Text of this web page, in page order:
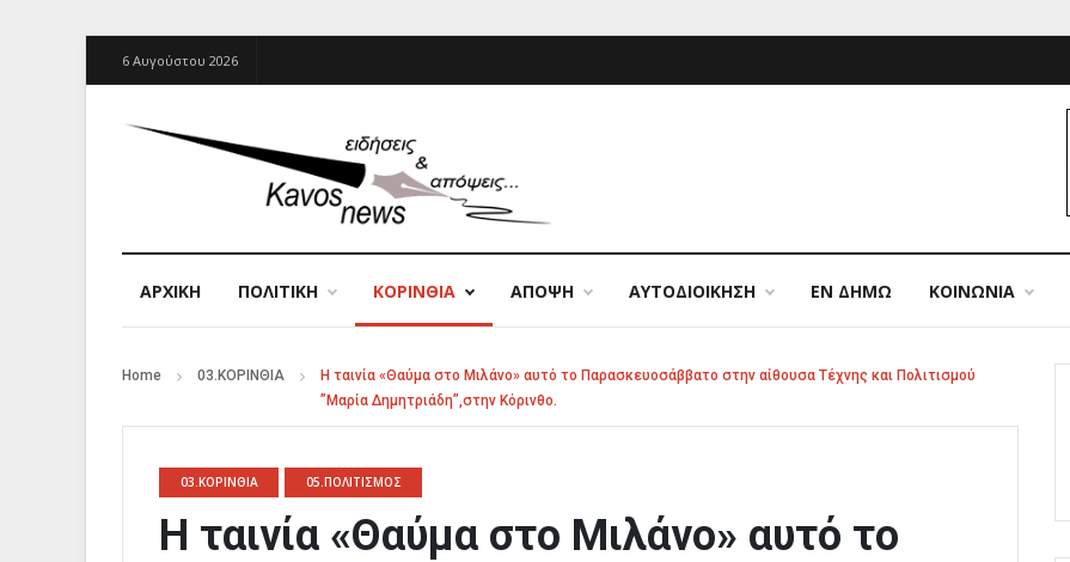
6 Αυγούστου 2026
ΑΡΧΙΚΉ ΠΟΛΙΤΙΚΗ ΚΟΡΙΝΘΙΑ ΑΠΟΨΗ ΑΥΤΟΔΙΟΙΚΗΣΗ ΕΝ ΔΗΜΩ ΚΟΙΝΩΝΙΑ
Home 03.ΚΟΡΙΝΘΙΑ
Η ταινία «Θαύμα στο Μιλάνο» αυτό το Παρασκευοσάββατο στην αίθουσα Τέχνης και Πολιτισμού
”Μαρία Δημητριάδη”,στην Κόρινθο.
03.ΚΟΡΙΝΘΙΑ 05.ΠΟΛΙΤΙΣΜΟΣ
Η ταινία «Θαύμα στο Μιλάνο» αυτό το